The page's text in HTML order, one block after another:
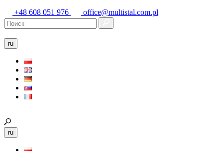
+48 608 051 976 office@multistal.com.pl
ru
ru